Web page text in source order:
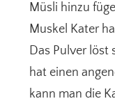
Müsli hinzu
Muskel Kater
Das Pulver löst
hat einen
kann man die